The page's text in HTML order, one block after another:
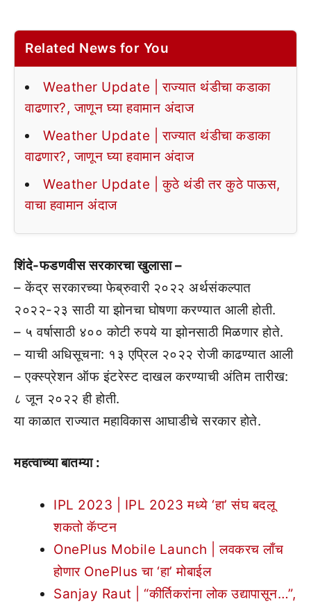
Related News for You
Weather Update | राज्यात थंडीचा कडाका
वाढणार?, जाणून घ्या हवामान अंदाज
Weather Update | राज्यात थंडीचा कडाका
वाढणार?, जाणून घ्या हवामान अंदाज
Weather Update | कुठे थंडी तर कुठे पाऊस,
वाचा हवामान अंदाज
शिंदे-फडणवीस सरकारचा खुलासा –
– केंद्र सरकारच्या फेब्रुवारी २०२२ अर्थसंकल्पात
२०२२-२३ साठी या झोनचा घोषणा करण्यात आली होती.
– ५ वर्षासाठी ४०० कोटी रुपये या झोनसाठी मिळणार होते.
– याची अधिसूचना: १३ एप्रिल २०२२ रोजी काढण्यात आली
– एक्स्प्रेशन ऑफ इंटरेस्ट दाखल करण्याची अंतिम तारीख:
८ जून २०२२ ही होती.
या काळात राज्यात महाविकास आघाडीचे सरकार होते.
महत्वाच्या बातम्या :
IPL 2023 | IPL 2023 मध्ये ‘हा’ संघ बदलू
शकतो कॅप्टन
OnePlus Mobile Launch | लवकरच लाँच
होणार OnePlus चा ‘हा’ मोबाईल
Sanjay Raut | “कीर्तिकरांना लोक उद्यापासून…”,